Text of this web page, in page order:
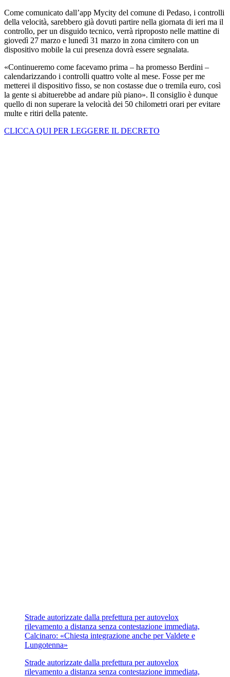
Come comunicato dall’app Mycity del comune di Pedaso, i controlli
della velocità, sarebbero già dovuti partire nella giornata di ieri ma il
controllo, per un disguido tecnico, verrà riproposto nelle mattine di
giovedì 27 marzo e lunedì 31 marzo in zona cimitero con un
dispositivo mobile la cui presenza dovrà essere segnalata.
«Continueremo come facevamo prima – ha promesso Berdini –
calendarizzando i controlli quattro volte al mese. Fosse per me
metterei il dispositivo fisso, se non costasse due o tremila euro, così
la gente si abituerebbe ad andare più piano». Il consiglio è dunque
quello di non superare la velocità dei 50 chilometri orari per evitare
multe e ritiri della patente.
CLICCA QUI PER LEGGERE IL DECRETO
Strade autorizzate dalla prefettura per autovelox
rilevamento a distanza senza contestazione immediata,
Calcinaro: «Chiesta integrazione anche per Valdete e
Lungotenna»
Strade autorizzate dalla prefettura per autovelox
rilevamento a distanza senza contestazione immediata,